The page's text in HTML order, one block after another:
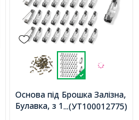
...(УТ100012775)
Основа під Брошка Залізна,
Булавка, з 1-м Отвором,